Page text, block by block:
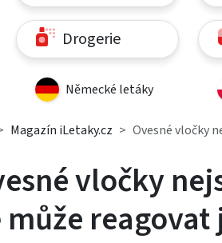
Drogerie
Německé letáky
Magazín iLetaky.cz Ovesné vločky
vločky
může